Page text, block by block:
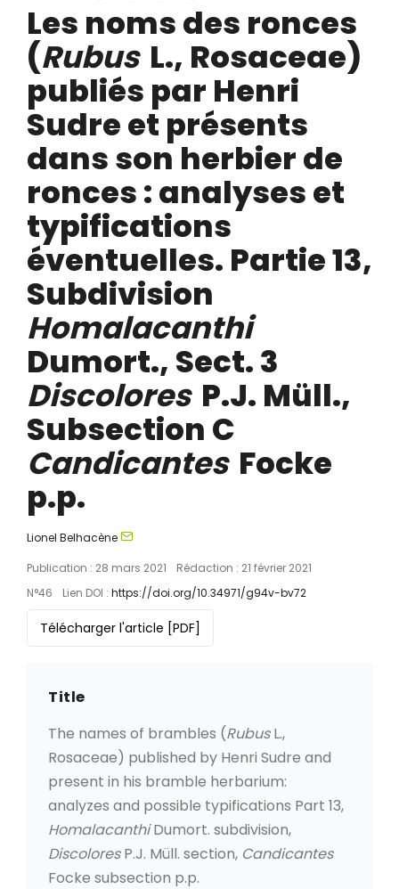
Les noms des ronces
(Rubus L., Rosaceae)
publiés par Henri
Sudre et présents
dans son herbier de
ronces : analyses et
typifications
éventuelles. Partie 13,
Subdivision
Homalacanthi
Dumort., Sect. 3
Discolores P.J. Müll.,
Subsection C
Candicantes Focke
p.p.
Lionel Belhacène
Publication : 28 mars 2021
Rédaction : 21 février 2021
N°46
Lien DOI : https://doi.org/10.34971/g94v-bv72
Télécharger l'article [PDF]
Title
The names of brambles (RubusL.,
Rosaceae) published by Henri Sudre and
present in his bramble herbarium:
analyzes and possible typifications Part 13,
HomalacanthiDumort. subdivision,
DiscoloresP.J. Müll. section, Candicantes
Focke subsection p.p.